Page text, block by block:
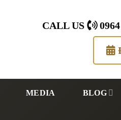
CALL US
MEDIA BLOG